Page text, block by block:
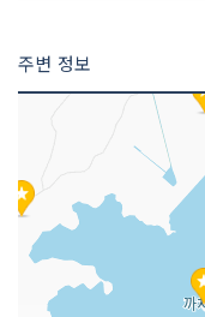
주변 정보